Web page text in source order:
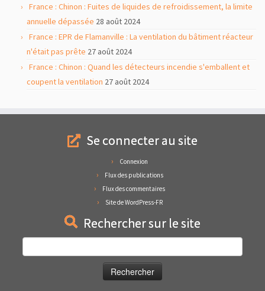
France : Chinon : Fuites de liquides de refroidissement, la limite
annuelle dépassée 28 août 2024
France : EPR de Flamanville : La ventilation du bâtiment réacteur
n'était pas prête 27 août 2024
France : Chinon : Quand les détecteurs incendie s'emballent et
coupent la ventilation 27 août 2024
Se connecter au site
Connexion
Flux des publications
Flux des commentaires
Site de WordPress-FR
Rechercher sur le site